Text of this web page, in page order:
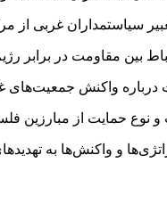
تعبیر سیاستمداران غربی از
بین مقاومت در برابر
درباره واکنش جمعیت‌های
و نوع حمایت از مبارزین
و واکنش‌ها به